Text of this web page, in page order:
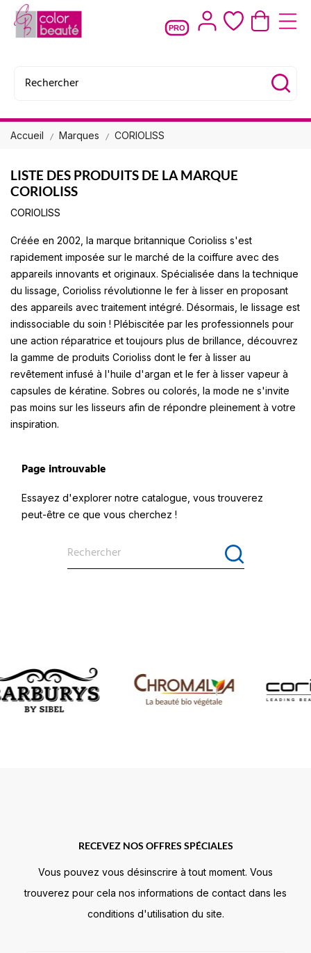
PRO
Accueil Marques CORIOLISS
LISTE DES PRODUITS DE LA MARQUE
CORIOLISS
CORIOLISS
Créée en 2002, la marque britannique Corioliss s'est
rapidement imposée sur le marché de la coiffure avec des
appareils innovants et originaux. Spécialisée dans la technique
du lissage, Corioliss révolutionne le fer à lisser en proposant
des appareils avec traitement intégré. Désormais, le lissage est
indissociable du soin ! Plébiscitée par les professionnels pour
une action réparatrice et toujours plus de brillance, découvrez
la gamme de produits Corioliss dont le fer à lisser au
revêtement infusé à l'huile d'argan et le fer à lisser vapeur à
capsules de kératine. Sobres ou colorés, la mode ne s'invite
pas moins sur les lisseurs afin de répondre pleinement à votre
inspiration.
Page introuvable
Essayez d'explorer notre catalogue, vous trouverez
peut-être ce que vous cherchez !
RECEVEZ NOS OFFRES SPÉCIALES
Vous pouvez vous désinscrire à tout moment. Vous
trouverez pour cela nos informations de contact dans les
conditions d'utilisation du site.